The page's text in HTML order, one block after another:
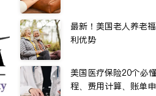
最新！美国老人养老
利优势
美国医疗保险20个必
程、费用计算、账单